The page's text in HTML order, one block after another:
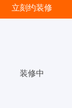
立刻约装修
装修中